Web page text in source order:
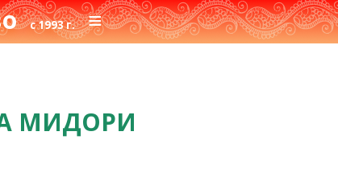
с 1993 г.≡
МИДОРИ